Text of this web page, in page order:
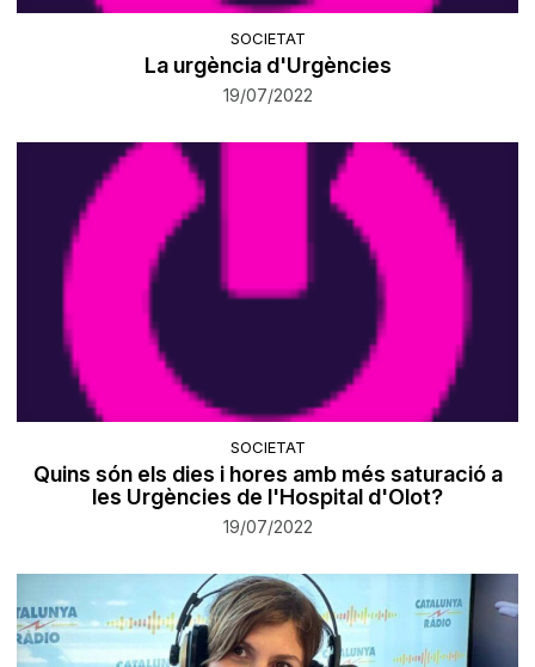
SOCIETAT
La urgència d'Urgències
19/07/2022
SOCIETAT
Quins són els dies i hores amb més saturació a
les Urgències de l'Hospital d'Olot?
19/07/2022